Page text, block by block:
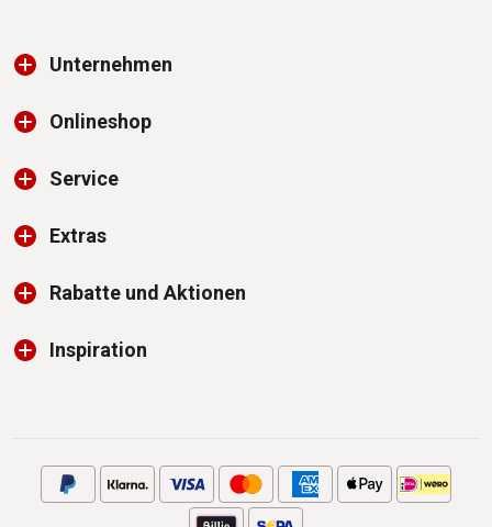
Unternehmen
Onlineshop
Service
Extras
Rabatte und Aktionen
Inspiration